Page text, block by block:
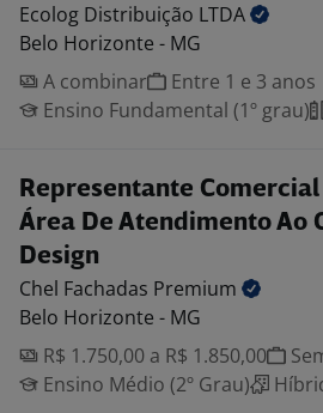
Ecolog Distribuição LTDA
Belo Horizonte - MG
A combinar
Entre 1 e 3 anos
Ensino Fundamental (1º grau)
Representante
Área De Atendimento Ao
Design
Chel Fachadas Premium
Belo Horizonte - MG
R$ 1.750,00 a R$ 1.850,00
Ensino Médio (2º Grau)